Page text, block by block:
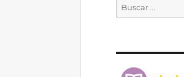
Buscar
por: